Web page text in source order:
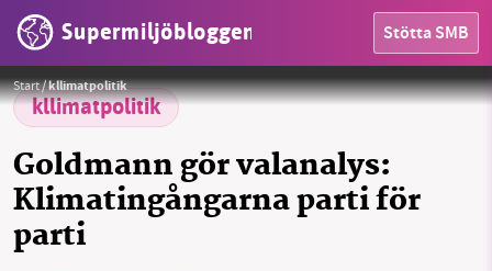
Supermiljöbloggen Stötta SMB
HEM
OMRÅDEN
MILJÖFAKTA
Start/kllimatpolitik
kllimatpolitik
Goldmann gör valanalys:
Klimatingångarna parti för
parti
Mattias Goldmann, 2030-sekretariatets vd och SMB:s krönikör valspånar i veckans text.
Foto: